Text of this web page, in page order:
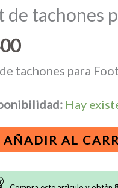
de tachones
tachones para
Hay
AÑADIR AL